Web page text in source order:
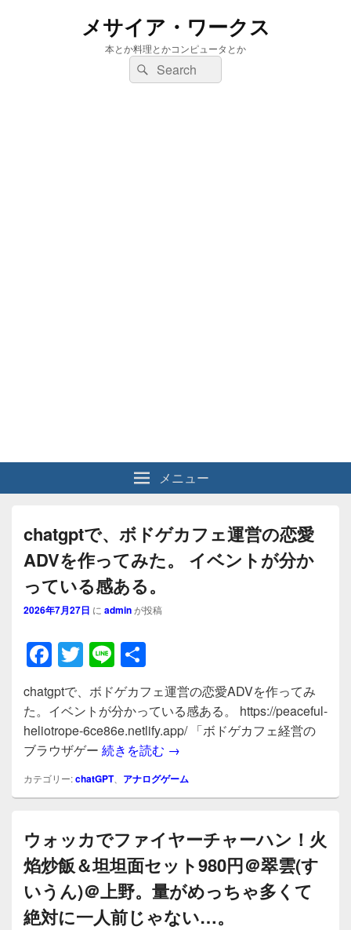
メサイア・ワークス
本とか料理とかコンピュータとか
検
索:
検
索
メニュー
chatgptで、ボドゲカフェ運営の恋愛
ADVを作ってみた。 イベントが分か
っている感ある。
2026年7月27日 に adminが投稿
F
a
c
e
b
o
o
k
T
wi
tt
er
Li
n
e
有
chatgptで、ボドゲカフェ運営の恋愛ADVを作ってみ
た。イベントが分かっている感ある。 https://peaceful-
heliotrope-6ce86e.netlify.app/ 「ボドゲカフェ経営の
ブラウザゲー 続きを読む chatgptで、ボドゲカフェ運営
→
カテゴリー:chatGPT、 アナログゲーム
ウォッカでファイヤーチャーハン！火
焰炒飯＆坦坦面セット980円＠翠雲(す
いうん)＠上野。量がめっちゃ多くて
絶対に一人前じゃない…。